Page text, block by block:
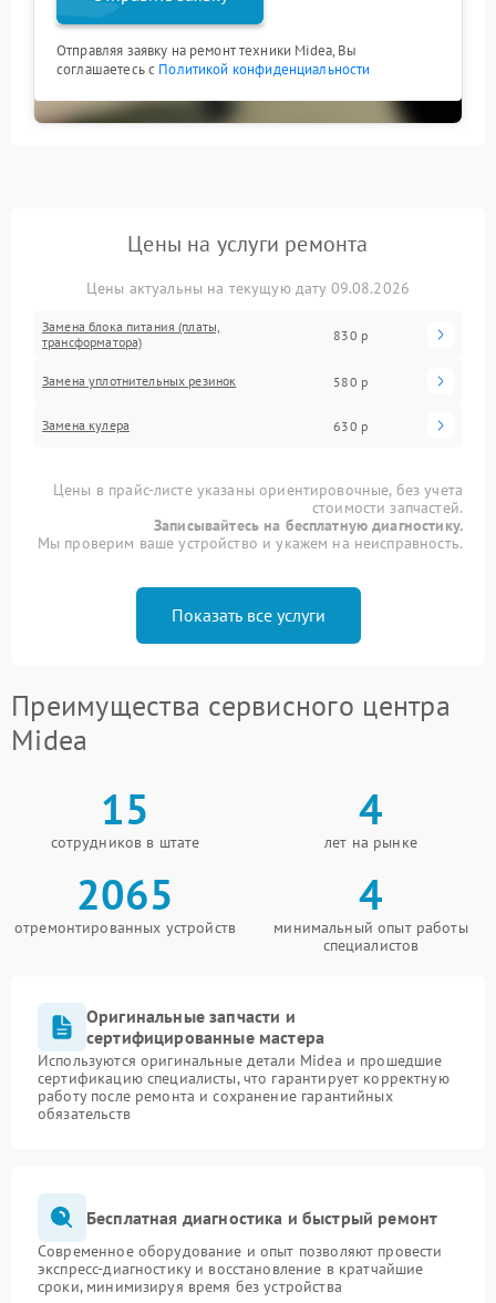
Отправляя заявку на ремонт техники Midea, Вы
соглашаетесь с Политикой конфиденциальности
Цены на услуги ремонта
Цены актуальны на текущую дату 09.08.2026
Замена блока питания (платы,
трансформатора)
830 р
Замена уплотнительных резинок 580 р
Замена кулера 630 р
Цены в прайс-листе указаны ориентировочные, без учета
стоимости запчастей.
Записывайтесь на бесплатную диагностику.
Мы проверим ваше устройство и укажем на неисправность.
Показать все услуги
Преимущества сервисного центра
Midea
15
сотрудников в штате
4
лет на рынке
2065
отремонтированных устройств
4
минимальный опыт работы
специалистов
Оригинальные запчасти и
сертифицированные мастера
Используются оригинальные детали Midea и прошедшие
сертификацию специалисты, что гарантирует корректную
работу после ремонта и сохранение гарантийных
обязательств
Бесплатная диагностика и быстрый ремонт
Современное оборудование и опыт позволяют провести
экспресс-диагностику и восстановление в кратчайшие
сроки, минимизируя время без устройства